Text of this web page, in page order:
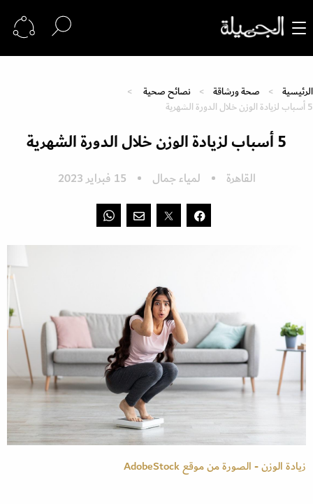
الرئيسية صحة ورشاقة
نصائح صحية
5 أسباب لزيادة الوزن خلال الدورة الشهرية
5 أسباب لزيادة الوزن خلال الدورة الشهرية
القاهرة لمياء جمال 15 فبراير 2023
زيادة الوزن - الصورة من موقع AdobeStock